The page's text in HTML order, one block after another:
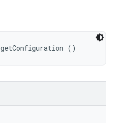
getConfiguration ()